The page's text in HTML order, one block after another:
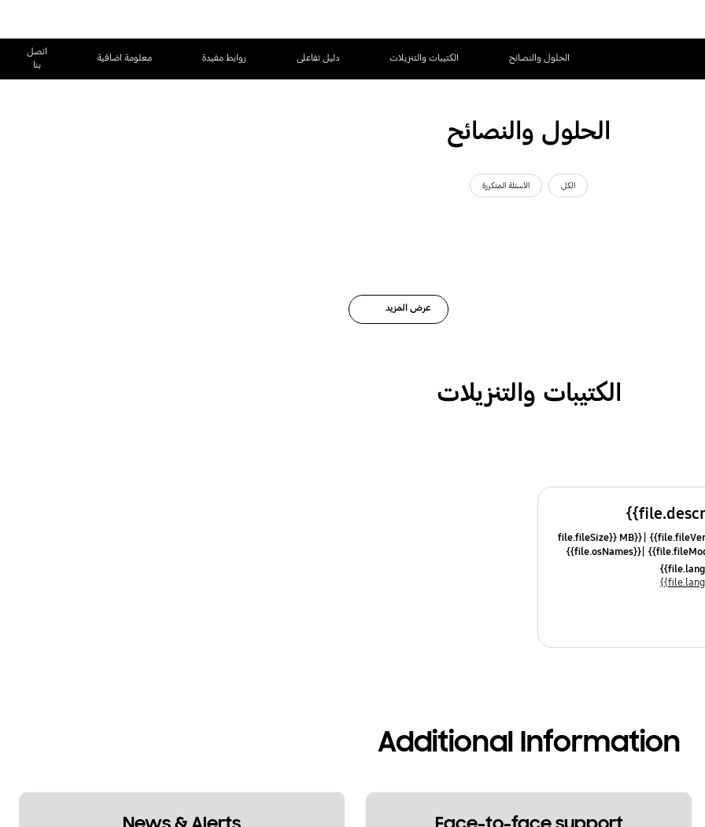
الحلول والنصائح الكتيبات والتنزيلات دليل تفاعلى روابط مفيدة معلومة اضافية
اتصل
بنا
الحلول والنصائح
الكل الأسئلة المتكررة
عرض المزيد
الكتيبات والتنزيلات
{{file.fileSize}} MB
{{file.osNames}}
Additional Information